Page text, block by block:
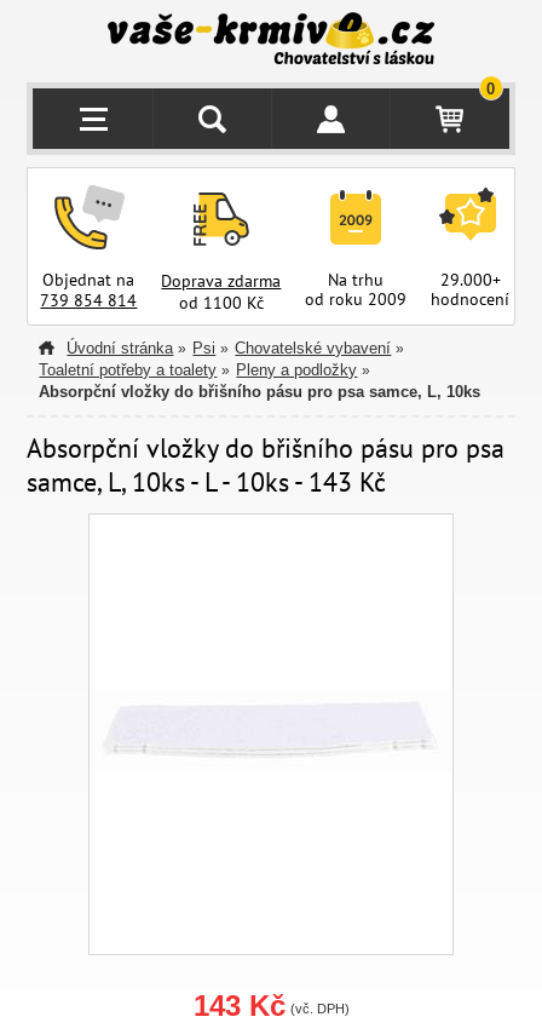
0
Objednat na
739 854 814
Doprava zdarma
od 1100 Kč
Na trhu
od roku 2009
29.000+
hodnocení
Úvodní stránka » Psi » Chovatelské vybavení »
Toaletní potřeby a toalety » Pleny a podložky »
Absorpční vložky do břišního pásu pro psa samce, L, 10ks
Absorpční vložky do břišního pásu pro psa
samce, L, 10ks - L - 10ks - 143 Kč
143 Kč (vč. DPH)